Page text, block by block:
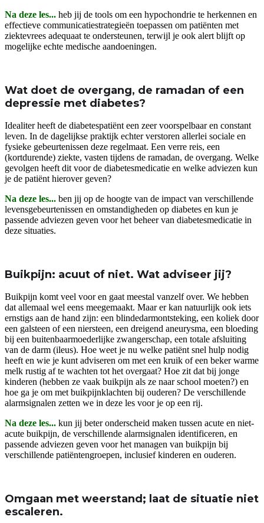
Na deze les... heb jij de tools om een hypochondrie te herkennen en
effectieve communicatiestrategieën toepassen om patiënten met
ziektevrees adequaat te ondersteunen, terwijl je ook alert blijft op
mogelijke echte medische aandoeningen.
Wat doet de overgang, de ramadan of een
depressie met diabetes?
Idealiter heeft de diabetespatiënt een zeer voorspelbaar en constant
leven. In de dagelijkse praktijk echter verstoren allerlei sociale en
fysieke gebeurtenissen deze regelmaat. Een verre reis, een
(kortdurende) ziekte, vasten tijdens de ramadan, de overgang. Welke
gevolgen heeft dit voor de diabetesmedicatie en welke adviezen kun
je de patiënt hierover geven?
Na deze les... ben jij op de hoogte van de impact van verschillende
levensgebeurtenissen en omstandigheden op diabetes en kun je
passende adviezen geven voor het beheer van diabetesmedicatie in
deze situaties.
Buikpijn: acuut of niet. Wat adviseer jij?
Buikpijn komt veel voor en gaat meestal vanzelf over. We hebben
dat allemaal wel eens meegemaakt. Maar er kan natuurlijk ook iets
ernstigs aan de hand zijn: een blindedarmontsteking, een koliek door
een galsteen of een niersteen, een dreigend aneurysma, een bloeding
bij een buitenbaarmoederlijke zwangerschap, een totale afsluiting
van de darm (ileus). Hoe weet je nu welke patiënt snel hulp nodig
heeft en wie je kunt adviseren om met een kruik of een beker warme
melk rustig af te wachten tot het overgaat? Hoe zit dat bij jonge
kinderen (hebben ze vaak buikpijn als ze naar school moeten?) en
hoe ga je om met buikpijnklachten bij ouderen? De verschillende
alarmsignalen zetten we in deze les voor je op een rij.
Na deze les... kun jij beter onderscheid maken tussen acute en niet-
acute buikpijn, de verschillende alarmsignalen identificeren, en
passende adviezen geven voor het managen van buikpijn bij
verschillende patiëntengroepen, inclusief kinderen en ouderen.
Omgaan met weerstand; laat de situatie niet
escaleren.